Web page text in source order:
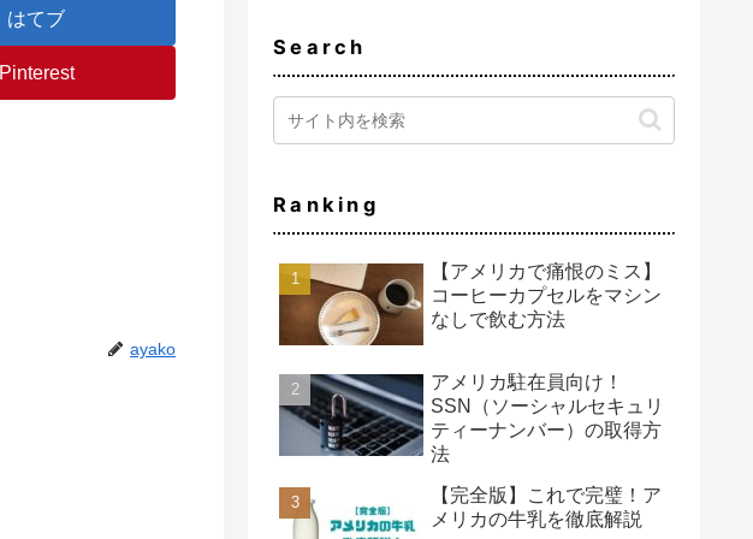
はてブ
Pinterest
ayako
Search
Ranking
【アメリカで痛恨のミス】
コーヒーカプセルをマシン
なしで飲む方法
アメリカ駐在員向け！
SSN（ソーシャルセキュリ
ティーナンバー）の取得方
法
【完全版】これで完璧！ア
メリカの牛乳を徹底解説